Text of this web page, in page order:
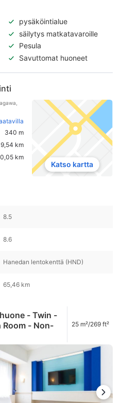
pysäköintialue
säilytys matkatavaroille
Pesula
Savuttomat huoneet
340 m
9,54 km
km
Katso kartta
8.5
8.6
Hanedan lentokenttä (HND)
65,46 km
- Twin -
Room - Non-
25 m²/269 ft²